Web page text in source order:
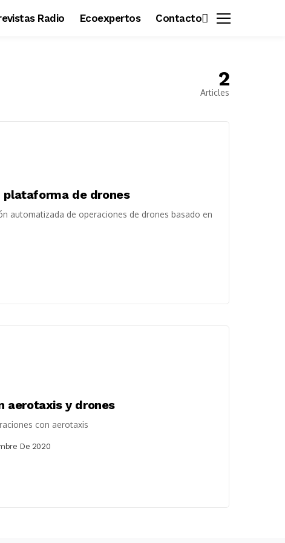
Radio Ecoexpertos Contacto
2
Articles
plataforma de drones
automatizada de operaciones de drones basado en
aerotaxis y drones
con aerotaxis
De 2020